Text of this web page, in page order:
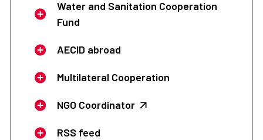
Water and Sanitation Cooperation
Fund
AECID abroad
Multilateral Cooperation
NGO Coordinator
RSS feed